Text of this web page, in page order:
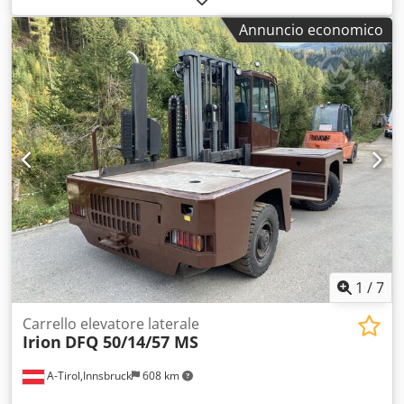
legno in magazzini e aree di produzione con spazi limitati.
La struttura robusta garantisce una movimentazione
sicura anche con carichi pesanti. Ideale per segherie,
commercio di legname e produzione industriale. Dati
tecnici: - Capacità di carico: 5.000 kg - Altezza di
sollevamento: 3.300 mm - Centro di gravità del carico: 600
mm - Motore: diesel - Lunghezza delle forche: 1.200 mm -
Sterzo: idraulico - Ore di funzionamento: circa 2003
Dcedpfjzr U T Tjx Al Tjk
Annuncio economico
1 /7
A-Tirol,Innsbruck 608 km
Carrello elevatore laterale
Irion DFQ 50/14/57 MS